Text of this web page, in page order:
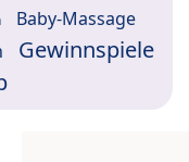
Baby-Massage
Gewinnspiele